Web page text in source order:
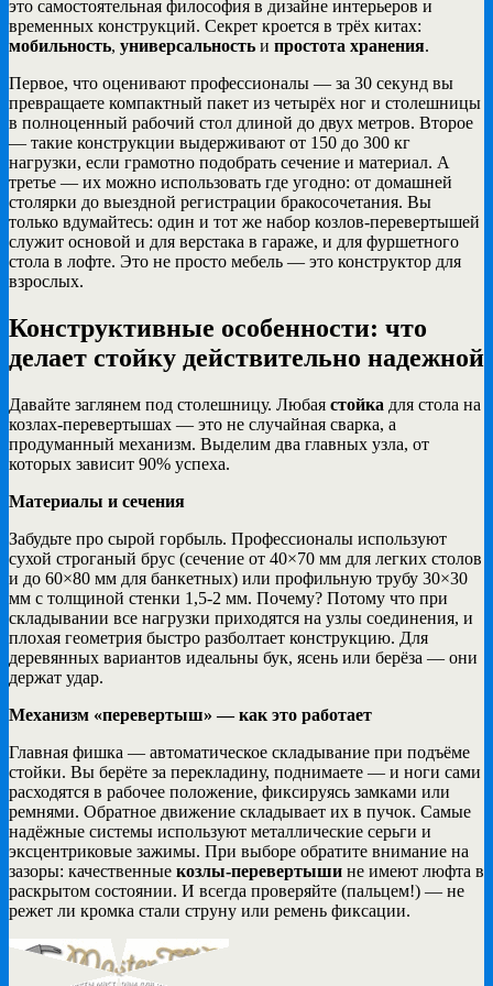
это самостоятельная философия в дизайне интерьеров и
временных конструкций. Секрет кроется в трёх китах:
мобильность, универсальность и простота хранения.
Первое, что оценивают профессионалы — за 30 секунд вы
превращаете компактный пакет из четырёх ног и столешницы
в полноценный рабочий стол длиной до двух метров. Второе
— такие конструкции выдерживают от 150 до 300 кг
нагрузки, если грамотно подобрать сечение и материал. А
третье — их можно использовать где угодно: от домашней
столярки до выездной регистрации бракосочетания. Вы
только вдумайтесь: один и тот же набор козлов-перевертышей
служит основой и для верстака в гараже, и для фуршетного
стола в лофте. Это не просто мебель — это конструктор для
взрослых.
Конструктивные особенности: что
делает стойку действительно надежной
Давайте заглянем под столешницу. Любая стойка для стола на
козлах-перевертышах — это не случайная сварка, а
продуманный механизм. Выделим два главных узла, от
которых зависит 90% успеха.
Материалы и сечения
Забудьте про сырой горбыль. Профессионалы используют
сухой строганый брус (сечение от 40×70 мм для легких столов
и до 60×80 мм для банкетных) или профильную трубу 30×30
мм с толщиной стенки 1,5-2 мм. Почему? Потому что при
складывании все нагрузки приходятся на узлы соединения, и
плохая геометрия быстро разболтает конструкцию. Для
деревянных вариантов идеальны бук, ясень или берёза — они
держат удар.
Механизм «перевертыш» — как это работает
Главная фишка — автоматическое складывание при подъёме
стойки. Вы берёте за перекладину, поднимаете — и ноги сами
расходятся в рабочее положение, фиксируясь замками или
ремнями. Обратное движение складывает их в пучок. Самые
надёжные системы используют металлические серьги и
эксцентриковые зажимы. При выборе обратите внимание на
зазоры: качественные козлы-перевертыши не имеют люфта в
раскрытом состоянии. И всегда проверяйте (пальцем!) — не
режет ли кромка стали струну или ремень фиксации.